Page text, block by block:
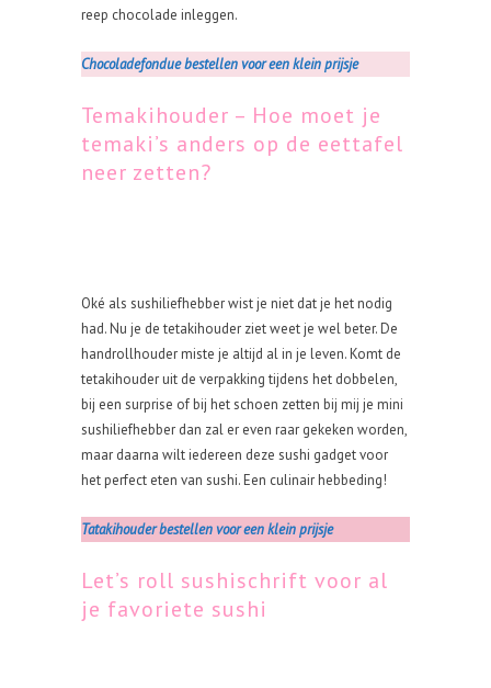
reep chocolade inleggen.
Chocoladefondue bestellen voor een klein prijsje
Temakihouder – Hoe moet je
temaki’s anders op de eettafel
neer zetten?
Oké als sushiliefhebber wist je niet dat je het nodig
had. Nu je de tetakihouder ziet weet je wel beter. De
handrollhouder miste je altijd al in je leven. Komt de
tetakihouder uit de verpakking tijdens het dobbelen,
bij een surprise of bij het schoen zetten bij mij je mini
sushiliefhebber dan zal er even raar gekeken worden,
maar daarna wilt iedereen deze sushi gadget voor
het perfect eten van sushi. Een culinair hebbeding!
Tatakihouder bestellen voor een klein prijsje
Let’s roll sushischrift voor al
je favoriete sushi